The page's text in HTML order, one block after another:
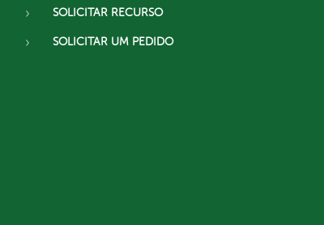
SOLICITAR RECURSO
SOLICITAR UM PEDIDO